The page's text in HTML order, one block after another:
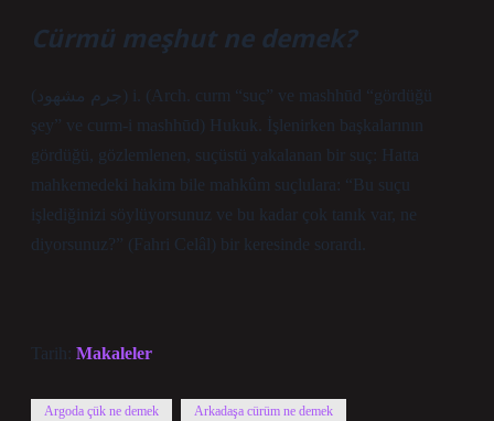
Cürmü meşhut ne demek?
(ﺟﺮﻡ ﻣﺸﻬﻮﺩ) i. (Arch. curm “suç” ve mashhūd “gördüğü
şey” ve curm-i mashhūd) Hukuk. İşlenirken başkalarının
gördüğü, gözlemlenen, suçüstü yakalanan bir suç: Hatta
mahkemedeki hakim bile mahkûm suçlulara: “Bu suçu
işlediğinizi söylüyorsunuz ve bu kadar çok tanık var, ne
diyorsunuz?” (Fahri Celâl) bir keresinde sorardı.
Tarih: Makaleler
Argoda çük ne demek Arkadaşa cürüm ne demek